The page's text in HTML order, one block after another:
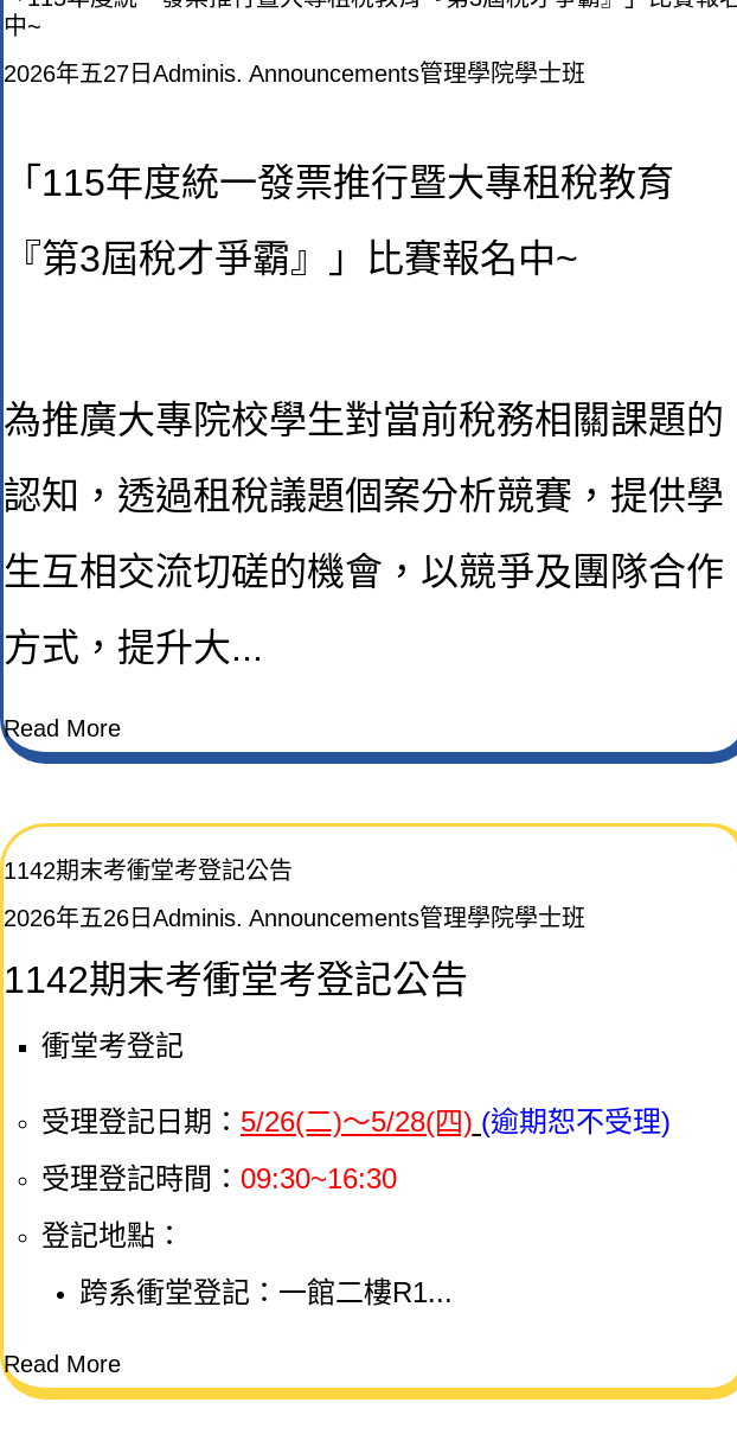
中~
2026年五27日 Adminis. Announcements管理學院學士班
「115年度統一發票推行暨大專租稅教育
『第3屆稅才爭霸』」比賽報名中~
為推廣大專院校學生對當前稅務相關課題的
認知，透過租稅議題個案分析競賽，提供學
生互相交流切磋的機會，以競爭及團隊合作
方式，提升大...
Read More
1142期末考衝堂考登記公告
2026年五26日 Adminis. Announcements管理學院學士班
1142期末考衝堂考登記公告
衝堂考登記
受理登記日期： 5/26(二)～5/28(四) (逾期恕不受理)
受理登記時間： 09:30~16:30
登記地點：
跨系衝堂登記 ：一館二樓R1...
Read More